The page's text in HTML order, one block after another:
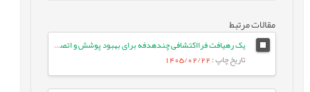
مقالات مرتبط
یک رهیافت فرااکتشافی چندهدفه برای بهبود پوشش و اتصال در شبکه‌های حسگر بی‌سیم
تاریخ چاپ: 1405/02/22